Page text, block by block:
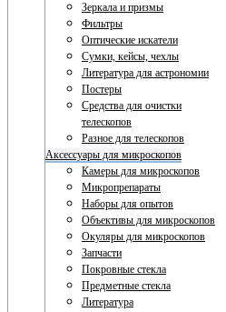
Зеркала и призмы
Фильтры
Оптические искатели
Сумки, кейсы, чехлы
Литература для астрономии
Постеры
Средства для очистки
телескопов
Разное для телескопов
Аксессуары для микроскопов
Камеры для микроскопов
Микропрепараты
Наборы для опытов
Объективы для микроскопов
Окуляры для микроскопов
Запчасти
Покровные стекла
Предметные стекла
Литература